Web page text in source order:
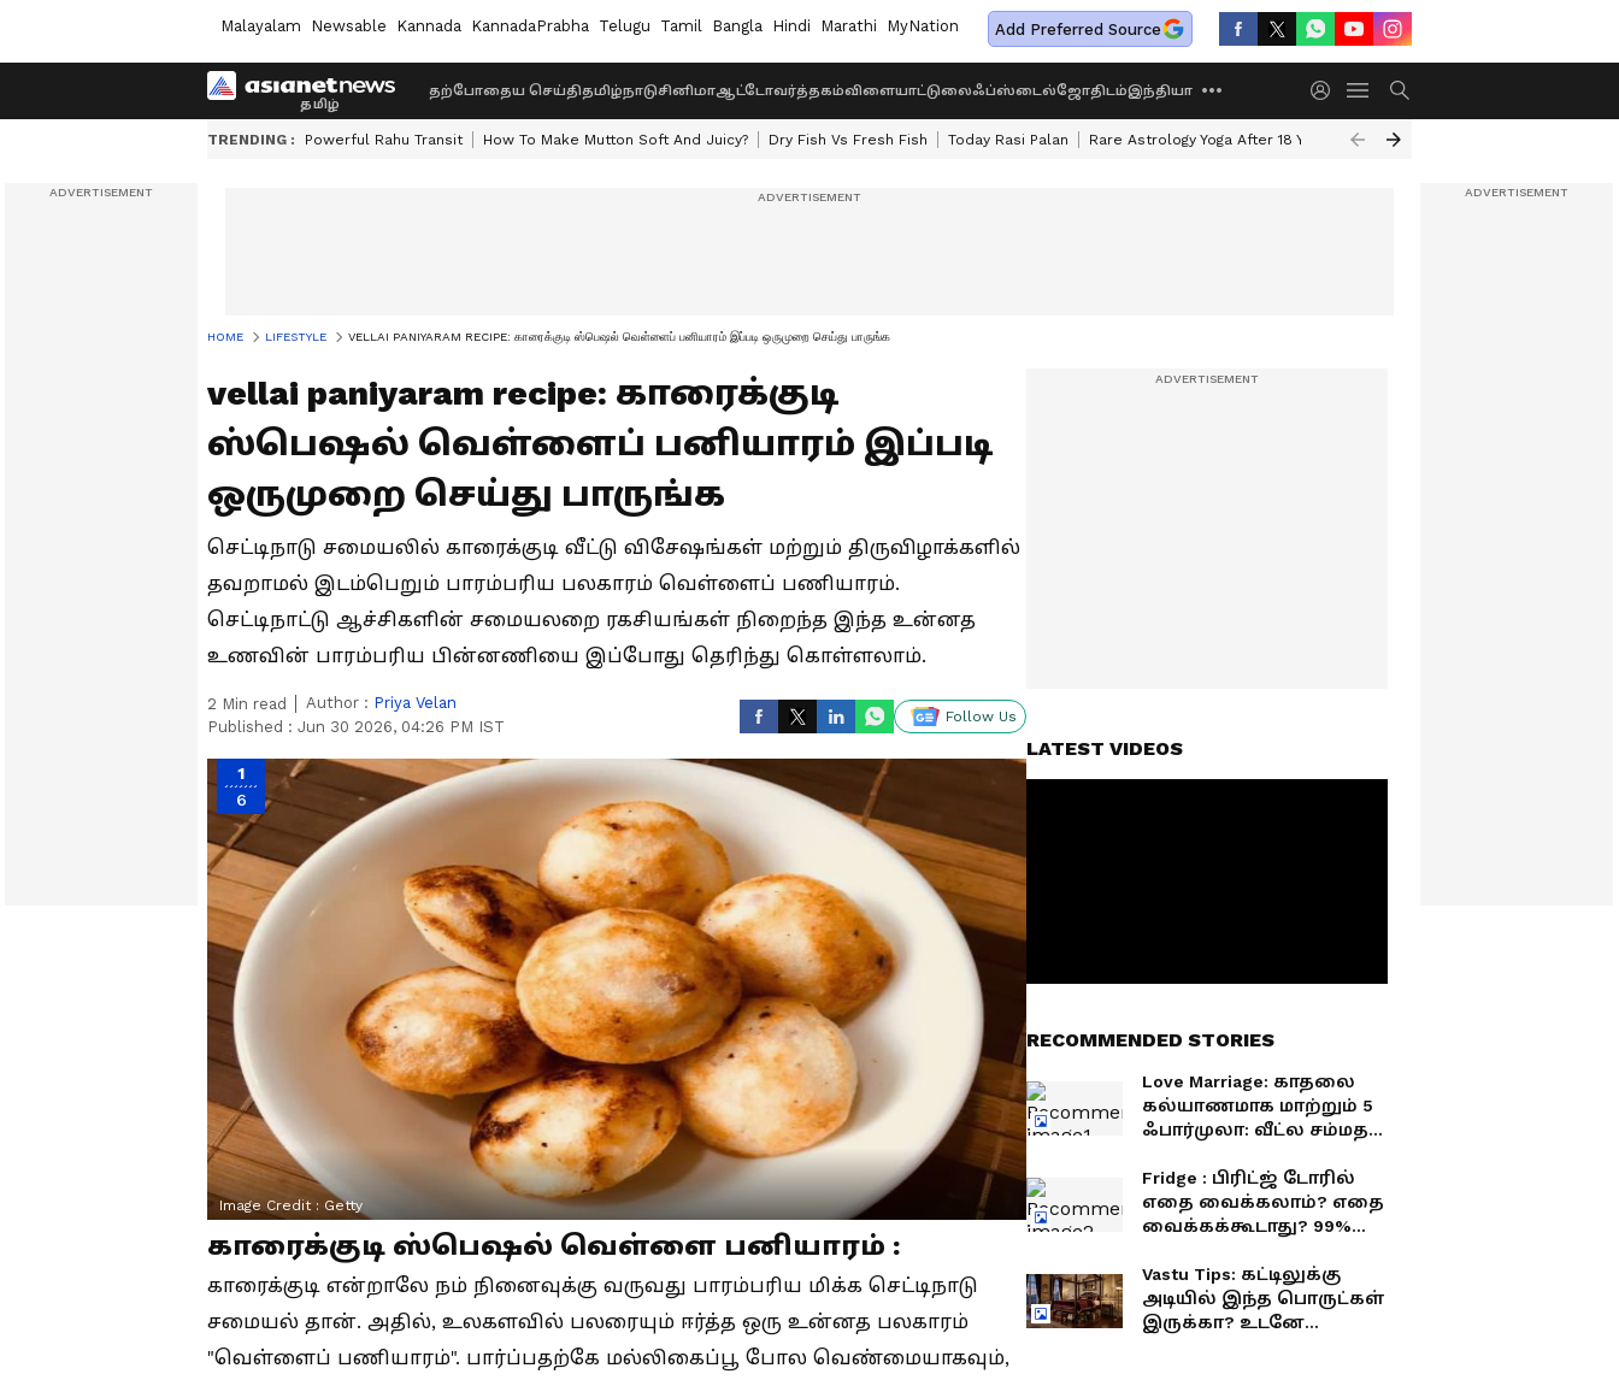
Malayalam Newsable Kannada KannadaPrabha Telugu Tamil Bangla Hindi Marathi MyNation Add Preferred Source
தற்போதைய செய்திதமிழ்நாடுசினிமாஆட்டோவர்த்தகம்விளையாட்டுலைஃப்ஸ்டைல்ஜோதிடம்இந்தியா
TRENDING : Powerful Rahu Transit How To Make Mutton Soft And Juicy? Dry Fish Vs Fresh Fish Today Rasi Palan Rare Astrology Yoga After 18 Years Dwi Pushkar Yoga 2026
HOME LIFESTYLE VELLAI PANIYARAM RECIPE: காரைக்குடி ஸ்பெஷல் வெள்ளைப் பனியாரம் இப்படி ஒருமுறை செய்து பாருங்க
vellai paniyaram recipe: காரைக்குடி
ஸ்பெஷல் வெள்ளைப் பனியாரம் இப்படி
ஒருமுறை செய்து பாருங்க
செட்டிநாடு சமையலில் காரைக்குடி வீட்டு விசேஷங்கள் மற்றும் திருவிழாக்களில்
தவறாமல் இடம்பெறும் பாரம்பரிய பலகாரம் வெள்ளைப் பணியாரம்.
செட்டிநாட்டு ஆச்சிகளின் சமையலறை ரகசியங்கள் நிறைந்த இந்த உன்னத
உணவின் பாரம்பரிய பின்னணியை இப்போது தெரிந்து கொள்ளலாம்.
2 Min read Author : Priya Velan
Published : Jun 30 2026, 04:26 PM IST
Follow Us
1
6
Image Credit : Getty
காரைக்குடி ஸ்பெஷல் வெள்ளை பனியாரம் :
காரைக்குடி என்றாலே நம் நினைவுக்கு வருவது பாரம்பரிய மிக்க செட்டிநாடு
சமையல் தான். அதில், உலகளவில் பலரையும் ஈர்த்த ஒரு உன்னத பலகாரம்
"வெள்ளைப் பணியாரம்". பார்ப்பதற்கே மல்லிகைப்பூ போல வெண்மையாகவும்,
LATEST VIDEOS
RECOMMENDED STORIES
Love Marriage: காதலை
கல்யாணமாக மாற்றும் 5
ஃபார்முலா: வீட்ல சம்மதம்
Fridge : பிரிட்ஜ் டோரில்
எதை வைக்கலாம்? எதை
வைக்கக்கூடாது? 99%
சீக்ரெட்..!
Vastu Tips: கட்டிலுக்கு
அடியில் இந்த பொருட்கள்
இருக்கா? உடனே